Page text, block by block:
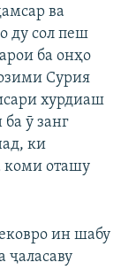
ва
ду сол пеш
ба онҳо
Сурия
хурдиаш
ӯ занг
ки
коми оташу
ин шабу
ҷаласаву